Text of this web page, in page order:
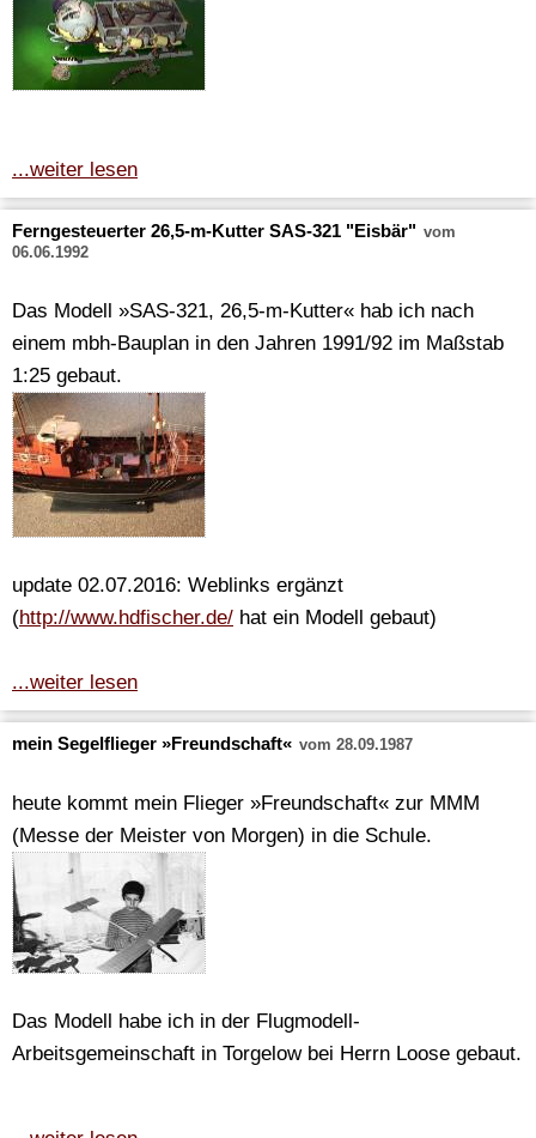
...weiter lesen
Ferngesteuerter 26,5-m-Kutter SAS-321 "Eisbär" vom
06.06.1992
Das Modell »SAS-321, 26,5-m-Kutter« hab ich nach
einem mbh-Bauplan in den Jahren 1991/92 im Maßstab
1:25 gebaut.
update 02.07.2016: Weblinks ergänzt
(http://www.hdfischer.de/ hat ein Modell gebaut)
...weiter lesen
mein Segelflieger »Freundschaft« vom 28.09.1987
heute kommt mein Flieger »Freundschaft« zur MMM
(Messe der Meister von Morgen) in die Schule.
Das Modell habe ich in der Flugmodell-
Arbeitsgemeinschaft in Torgelow bei Herrn Loose gebaut.